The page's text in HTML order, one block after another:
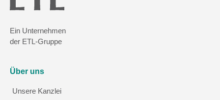
Ein Unternehmen
der ETL-Gruppe
Über uns
Unsere Kanzlei